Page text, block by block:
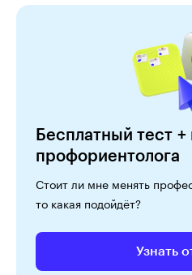
Бесплатный тест +
профориентолога
Стоит ли мне менять
то какая подойдёт?
Узнать